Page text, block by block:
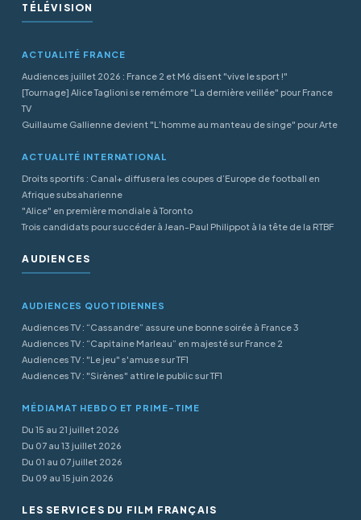
TÉLÉVISION
ACTUALITÉ FRANCE
Audiences juillet 2026 : France 2 et M6 disent "vive le sport !"
[Tournage] Alice Taglioni se remémore "La dernière veillée" pour France
TV
Guillaume Gallienne devient "L’homme au manteau de singe" pour Arte
ACTUALITÉ INTERNATIONAL
Droits sportifs : Canal+ diffusera les coupes d’Europe de football en
Afrique subsaharienne
"Alice" en première mondiale à Toronto
Trois candidats pour succéder à Jean-Paul Philippot à la tête de la RTBF
AUDIENCES
AUDIENCES QUOTIDIENNES
Audiences TV : “Cassandre” assure une bonne soirée à France 3
Audiences TV : “Capitaine Marleau” en majesté sur France 2
Audiences TV : "Le jeu" s'amuse sur TF1
Audiences TV : "Sirènes" attire le public sur TF1
MÉDIAMAT HEBDO ET PRIME-TIME
Du 15 au 21 juillet 2026
Du 07 au 13 juillet 2026
Du 01 au 07 juillet 2026
Du 09 au 15 juin 2026
LES SERVICES DU FILM FRANÇAIS